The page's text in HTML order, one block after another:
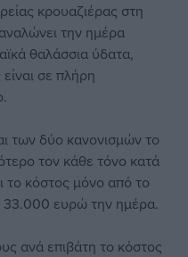
κρουαζιέρας στη
την ημέρα
θαλάσσια ύδατα,
σε πλήρη
των δύο κανονισμών το
τον κάθε τόνο κατά
το κόστος μόνο από το
33.000 ευρώ την ημέρα.
ανά επιβάτη το κόστος